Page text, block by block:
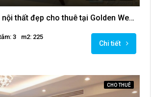
Căn hộ view hồ nội thất đẹp cho thuê tại Golden Westlake, Ba Đình
3
m2: 225
Chi tiết
CHO THUÊ